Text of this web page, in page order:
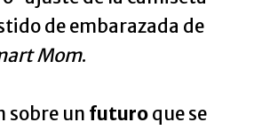
de embarazada de
Mom.
sobre un futuroque se